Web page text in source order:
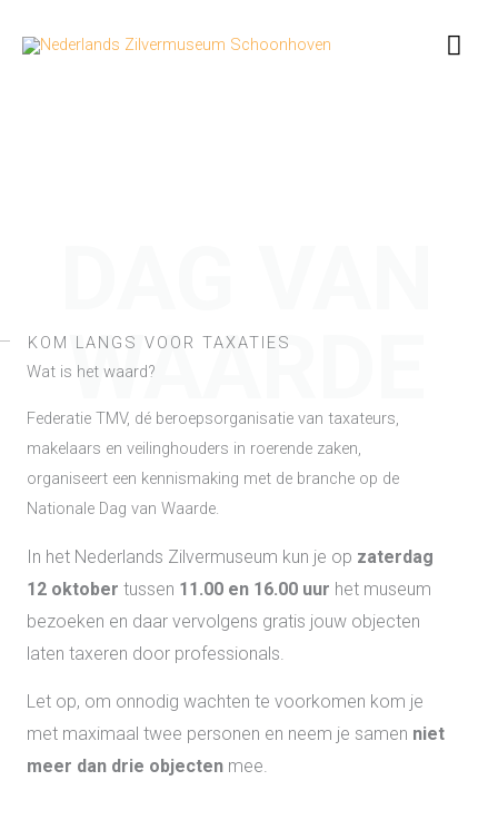
naar
WAARDE
KOM LANGS VOOR TAXATIES
Wat is het waard?
Federatie TMV, dé beroepsorganisatie van taxateurs,
makelaars en veilinghouders in roerende zaken,
organiseert een kennismaking met de branche op de
Nationale Dag van Waarde.
In het Nederlands Zilvermuseum kun je op zaterdag
12 oktober tussen 11.00 en 16.00 uur het museum
bezoeken en daar vervolgens gratis jouw objecten
laten taxeren door professionals.
Let op, om onnodig wachten te voorkomen kom je
met maximaal twee personen en neem je samen niet
meer dan drie objecten mee.